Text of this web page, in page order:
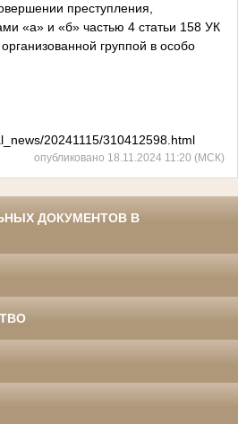
преступления,
«а» и «б» частью 4 статьи 158 УК
группой в особо
20241115/310412598.html
опубликовано 18.11.2024 11:20 (МСК)
ДОКУМЕНТОВ В